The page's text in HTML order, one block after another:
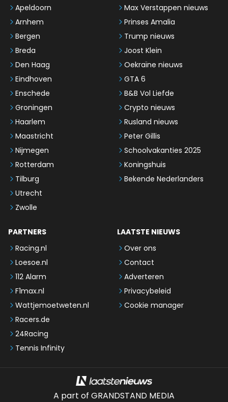
Apeldoorn
Arnhem
Bergen
Breda
Den Haag
Eindhoven
Enschede
Groningen
Haarlem
Maastricht
Nijmegen
Rotterdam
Tilburg
Utrecht
Zwolle
Max Verstappen nieuws
Prinses Amalia
Trump nieuws
Joost Klein
Oekraïne nieuws
GTA 6
B&B Vol Liefde
Crypto nieuws
Rusland nieuws
Peter Gillis
Schoolvakanties 2025
Koningshuis
Bekende Nederlanders
PARTNERS
Racing.nl
Loesoe.nl
112 Alarm
F1max.nl
Wattjemoetweten.nl
Racers.de
24Racing
Tennis Infinity
LAATSTE NIEUWS
Over ons
Contact
Adverteren
Privacybeleid
Cookie manager
A part of GRANDSTAND MEDIA